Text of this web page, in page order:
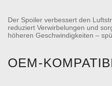
Der Spoiler verbessert den
reduziert Verwirbelungen und
höheren Geschwindigkeiten –
OEM-